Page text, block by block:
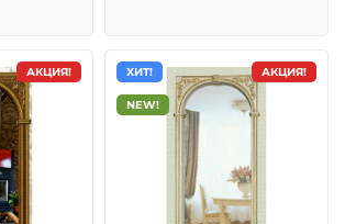
АКЦИЯ! АКЦИЯ!
ХИТ!
NEW!